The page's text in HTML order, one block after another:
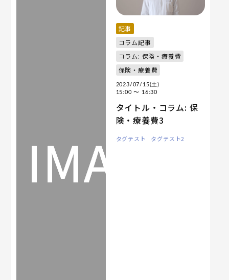
記事
コラム記事
コラム: 保険・療養費
保険・療養費
2023/07/15(土)
15:00〜 16:30
タイトル・コラム: 保
険・療養費3
タグテスト タグテスト2